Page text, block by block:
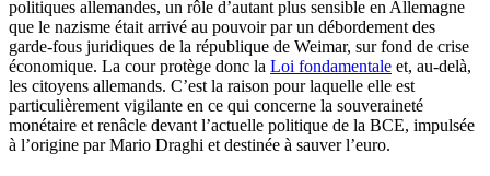
politiques allemandes, un rôle d’autant plus sensible en Allemagne
que le nazisme était arrivé au pouvoir par un débordement des
garde-fous juridiques de la république de Weimar, sur fond de crise
économique. La cour protège donc la Loi fondamentale et, au-delà,
les citoyens allemands. C’est la raison pour laquelle elle est
particulièrement vigilante en ce qui concerne la souveraineté
monétaire et renâcle devant l’actuelle politique de la BCE, impulsée
à l’origine par Mario Draghi et destinée à sauver l’euro.